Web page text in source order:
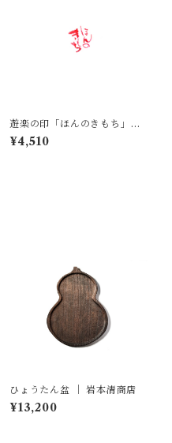
遊楽の印「ほんのきもち」｜
工房 蓮
¥4,510
ひょうたん盆 ｜ 岩本清商店
¥13,200